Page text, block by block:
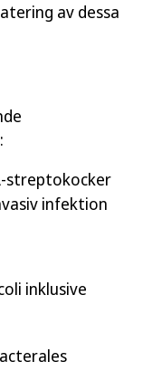
av dessa
streptokocker
infektion
inklusive